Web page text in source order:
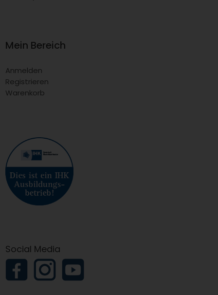
Mein Bereich
Anmelden
Registrieren
Warenkorb
Social Media